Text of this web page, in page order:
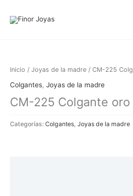
Inicio / Joyas de la madre / CM-225
Colgantes, Joyas de la madre
CM-225 Colgante
Categorías: Colgantes Joyas de la madre